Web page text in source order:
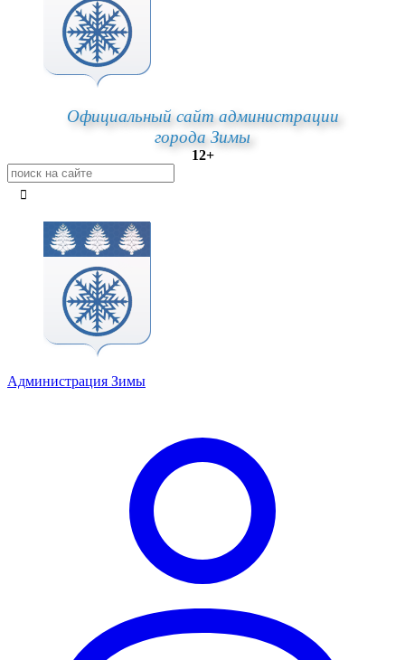
Официальный сайт администрации
города Зимы
12+
Администрация Зимы